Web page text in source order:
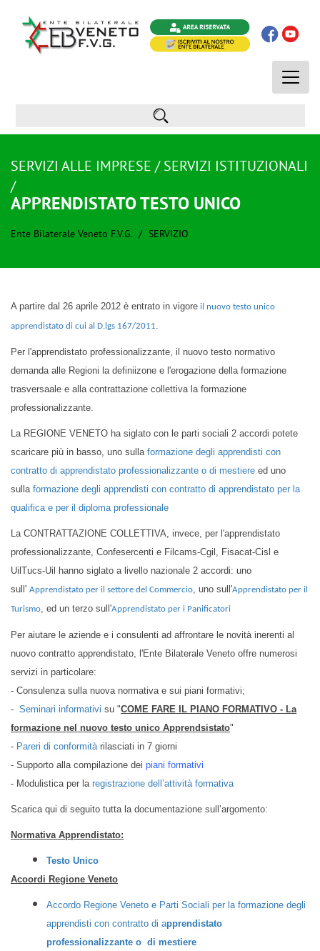
Toggle
SERVIZI ALLE IMPRESE / SERVIZI ISTITUZIONALI
/
APPRENDISTATO TESTO UNICO
Ente Bilaterale Veneto F.V.G. SERVIZIO
A partire dal 26 aprile 2012 è entrato in vigore il nuovo testo unico
apprendistato di cui al D.lgs 167/2011
Per l'apprendistato professionalizzante, il nuovo testo normativo
demanda alle Regioni la definiizone e l'erogazione della formazione
trasversaale e alla contrattazione collettiva la formazione
professionalizzante.
La REGIONE VENETO ha siglato con le parti sociali 2 accordi potete
scaricare più in basso, uno sulla formazione degli apprendisti con
contratto di apprendistato professionalizzante o di mestiere ed uno
sulla formazione degli apprendisti con contratto di apprendistato per la
qualifica e per il diploma professionale
La CONTRATTAZIONE COLLETTIVA, invece, per l'apprendistato
professionalizzante, Confesercenti e Filcams-Cgil, Fisacat-Cisl e
UilTucs-Uil hanno siglato a livello nazionale 2 accordi: uno
sull' Apprendistato per il settore del Commercio , uno sull'Apprendistato per il
Turismo , ed un terzo sull'Apprendistato per i Panificatori
Per aiutare le aziende e i consulenti ad affrontare le novità inerenti al
nuovo contratto apprendistato, l'Ente Bilaterale Veneto offre numerosi
servizi in particolare:
- Consulenza sulla nuova normativa e sui piani formativi;
- Seminari informativi su "COME FARE IL PIANO FORMATIVO - La
formazione nel nuovo testo unico Apprendsistato"
- Pareri di conformità rilasciati in 7 giorni
- Supporto alla compilazione dei piani formativi
- Modulistica per la registrazione dell’attività formativa
Scarica qui di seguito tutta la documentazione sull’argomento:
Normativa Apprendistato:
Testo Unico
Acoordi Regione Veneto
Accordo Regione Veneto e Parti Sociali per la formazione degli
apprendisti con contratto di apprendistato
professionalizzante o di mestiere